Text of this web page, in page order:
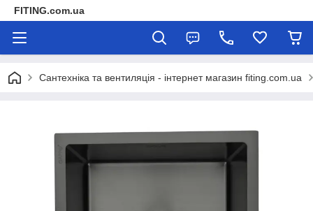
FITING.com.ua
Сантехніка та вентиляція - інтернет магазин fiting.com.ua